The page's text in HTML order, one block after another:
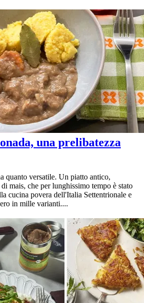
una prelibatezza
quanto versatile. Un piatto antico,
mais, che per lunghissimo tempo è stato
cucina povera dell'Italia Settentrionale e
in mille varianti....